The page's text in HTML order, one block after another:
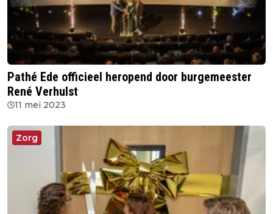
Pathé Ede officieel heropend door burgemeester
René Verhulst
11 mei 2023
Zorg